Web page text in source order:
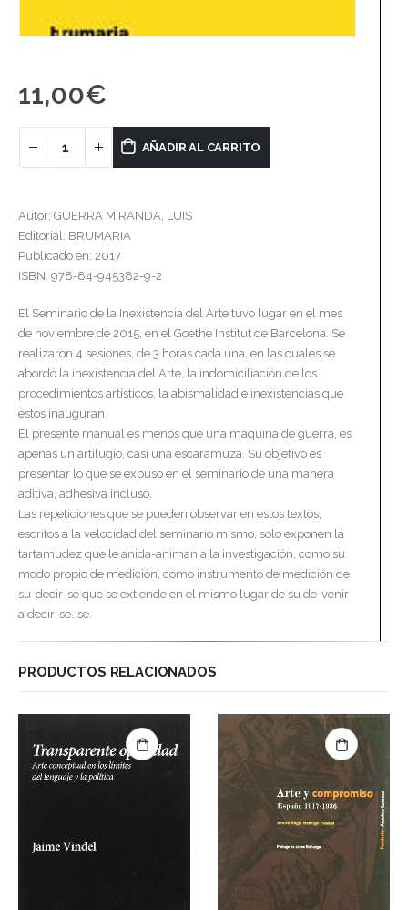
11,00€
AÑADIR AL CARRITO
Autor: GUERRA MIRANDA, LUIS
Editorial: BRUMARIA
Publicado en: 2017
ISBN: 978-84-945382-9-2
El Seminario de la Inexistencia del Arte tuvo lugar en el mes
de noviembre de 2015, en el Goethe Institut de Barcelona. Se
realizaron 4 sesiones, de 3 horas cada una, en las cuales se
abordó la inexistencia del Arte, la indomiciliación de los
procedimientos artísticos, la abismalidad e inexistencias que
estos inauguran.
El presente manual es menos que una máquina de guerra, es
apenas un artilugio, casi una escaramuza. Su objetivo es
presentar lo que se expuso en el seminario de una manera
aditiva, adhesiva incluso.
Las repeticiones que se pueden observar en estos textos,
escritos a la velocidad del seminario mismo, solo exponen la
tartamudez que le anida-animan a la investigación, como su
modo propio de medición, como instrumento de medición de
su-decir-se que se extiende en el mismo lugar de su de-venir
a decir-se…se.
PRODUCTOS RELACIONADOS